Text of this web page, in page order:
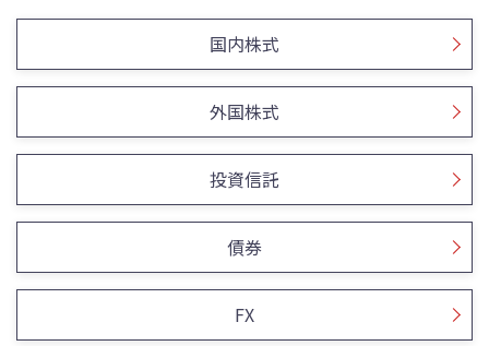
国内株式
外国株式
投資信託
債券
FX